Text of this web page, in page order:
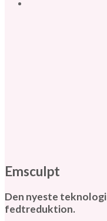
Emsculpt
Den nyeste
fedtreduktion.